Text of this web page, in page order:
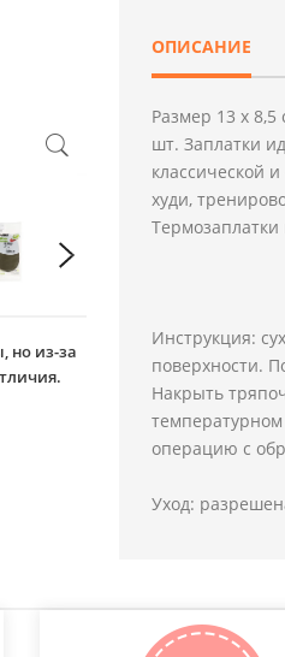
но из-за
ОПИСАНИЕ
Размер 13 х
шт. Заплатки
классической
худи,
Инструкция:
поверхности.
Накрыть
операцию с
Уход: